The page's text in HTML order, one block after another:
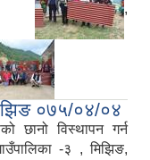
,
०७५/०४/०४
छानो विस्थापन गर्न
-३ , मिझिङ,